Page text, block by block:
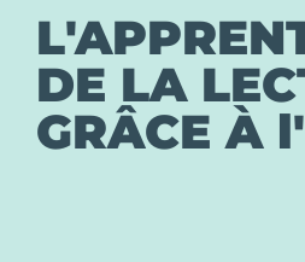
DE LA
GRÂCE À